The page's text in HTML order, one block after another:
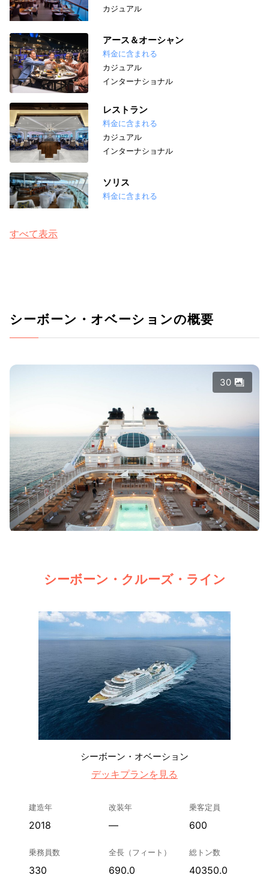
カジュアル
アース＆オーシャン
料金に含まれる
カジュアル
インターナショナル
レストラン
料金に含まれる
カジュアル
インターナショナル
ソリス
料金に含まれる
すべて表示
シーボーン・オベーションの概要
30
シーボーン・クルーズ・ライン
シーボーン・オベーション
デッキプランを見る
建造年
2018
改装年
—
乗客定員
600
乗務員数
330
全長（フィート）
690.0
総トン数
40350.0